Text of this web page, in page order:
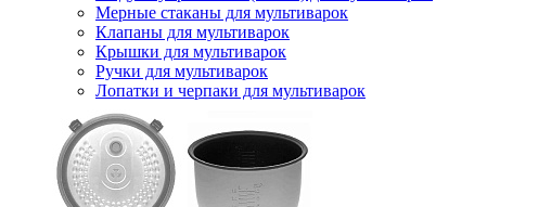
Мерные стаканы для мультиварок
Клапаны для мультиварок
Крышки для мультиварок
Ручки для мультиварок
Лопатки и черпаки для мультиварок